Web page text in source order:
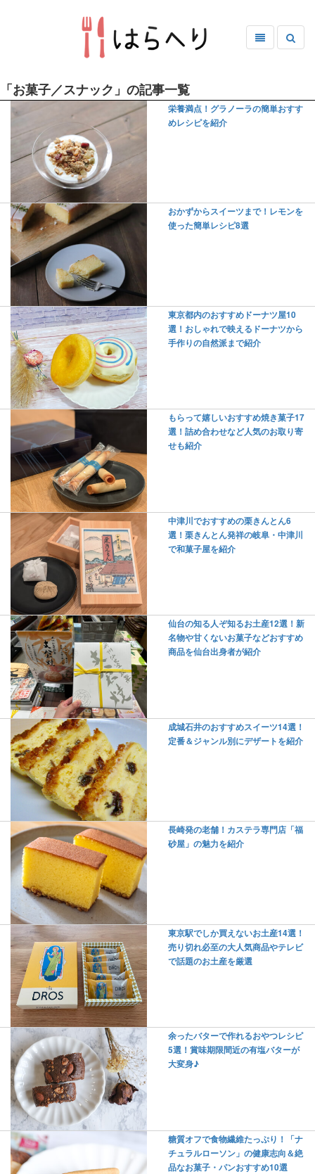
「お菓子／スナック」の記事一覧
栄養満点！グラノーラの簡単おすす
めレシピを紹介
おかずからスイーツまで！レモンを
使った簡単レシピ8選
東京都内のおすすめドーナツ屋10
選！おしゃれで映えるドーナツから
手作りの自然派まで紹介
もらって嬉しいおすすめ焼き菓子17
選！詰め合わせなど人気のお取り寄
せも紹介
中津川でおすすめの栗きんとん6
選！栗きんとん発祥の岐阜・中津川
で和菓子屋を紹介
仙台の知る人ぞ知るお土産12選！新
名物や甘くないお菓子などおすすめ
商品を仙台出身者が紹介
成城石井のおすすめスイーツ14選！
定番＆ジャンル別にデザートを紹介
長崎発の老舗！カステラ専門店「福
砂屋」の魅力を紹介
東京駅でしか買えないお土産14選！
売り切れ必至の大人気商品やテレビ
で話題のお土産を厳選
余ったバターで作れるおやつレシピ
5選！賞味期限間近の有塩バターが
大変身♪
糖質オフで食物繊維たっぷり！「ナ
チュラルローソン」の健康志向＆絶
品なお菓子・パンおすすめ10選